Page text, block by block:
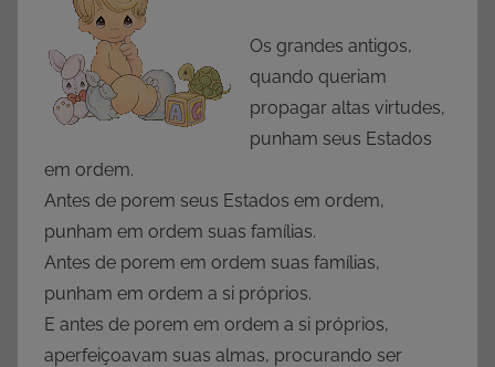
Os grandes antigos,
quando queriam
propagar altas virtudes,
punham seus Estados
em ordem.
Antes de porem seus Estados em ordem,
punham em ordem suas famílias.
Antes de porem em ordem suas famílias,
punham em ordem a si próprios.
E antes de porem em ordem a si próprios,
aperfeiçoavam suas almas, procurando ser